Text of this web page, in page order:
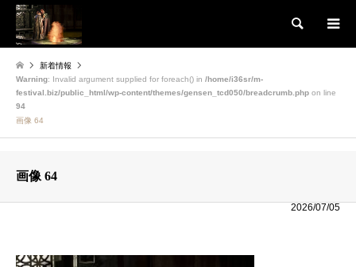
検索
新着情報
Warning: Invalid argument supplied for foreach() in /home/i36sr/m-
festival.biz/public_html/wp-content/themes/gensen_tcd050/breadcrumb.php on line
94
画像 64
画像 64
2026/07/05